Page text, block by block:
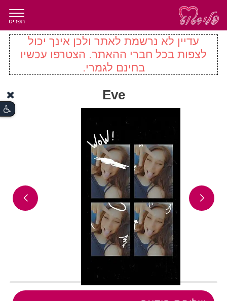
תפריט
עדיין לא נרשמת לאתר ולכן אינך יכול
לצפות בכל חברי ההאתר. הצטרפו עכשיו
בחינם לגמרי.
Eve